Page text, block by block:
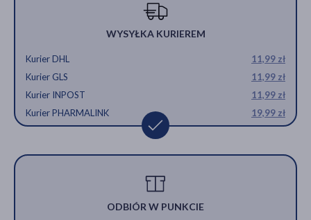
WYSYŁKA KURIEREM
Kurier DHL
11,99 zł
Kurier GLS
11,99 zł
Kurier INPOST
11,99 zł
Kurier PHARMALINK
19,99 zł
ODBIÓR W PUNKCIE